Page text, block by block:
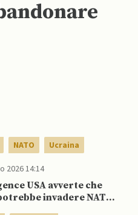
NATO Ucraina
2026 14:14
USA avverte che
invadere NATO